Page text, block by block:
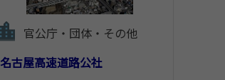
官公庁・団体・その他
名古屋高速道路公社